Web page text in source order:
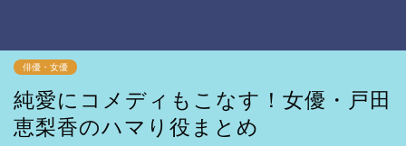
俳優・女優
純愛にコメディもこなす！女優・戸田
恵梨香のハマり役まとめ